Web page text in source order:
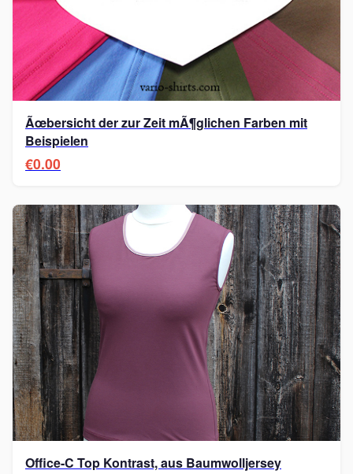
Ãœbersicht der zur Zeit mÃ¶glichen Farben mit
Beispielen
€0.00
Office-C Top Kontrast, aus Baumwolljersey